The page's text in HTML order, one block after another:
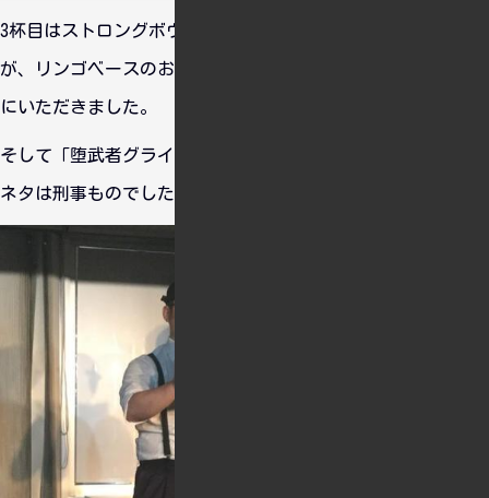
3杯目はストロングボウ。これはビールとはちょっと違います
が、リンゴベースのお酒で好きな奴です。ポップコーンと一緒
にいただきました。
そして「堕武者グラインド」のライブが始まりました。今回の
ネタは刑事ものでしたｗ。